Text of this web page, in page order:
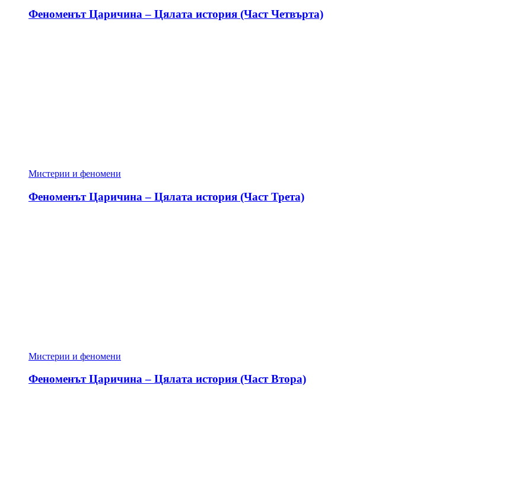
Феноменът Царичина – Цялата история (Част Четвърта)
Мистерии и феномени
Феноменът Царичина – Цялата история (Част Трета)
Мистерии и феномени
Феноменът Царичина – Цялата история (Част Втора)